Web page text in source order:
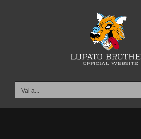
Vai a...